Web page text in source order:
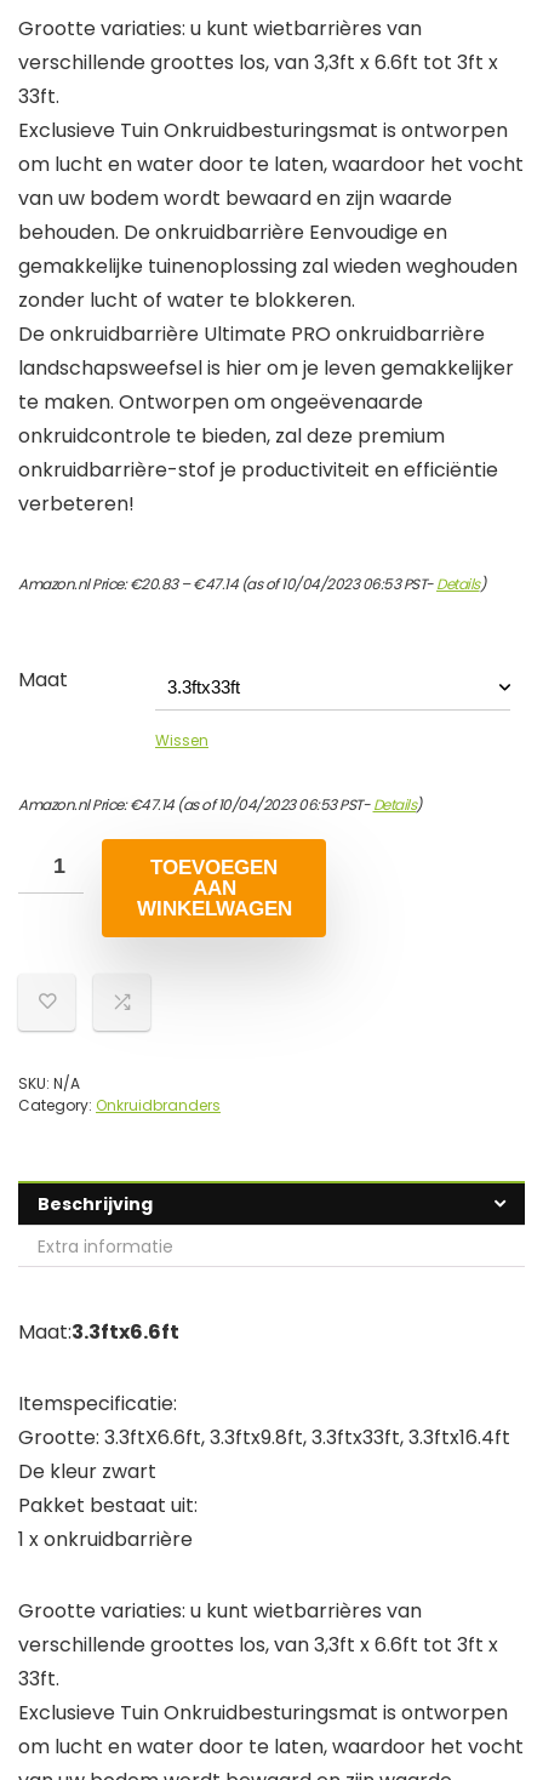
Grootte variaties: u kunt wietbarrières van
verschillende groottes los, van 3,3ft x 6.6ft tot 3ft x
33ft.
Exclusieve Tuin Onkruidbesturingsmat is ontworpen
om lucht en water door te laten, waardoor het vocht
van uw bodem wordt bewaard en zijn waarde
behouden. De onkruidbarrière Eenvoudige en
gemakkelijke tuinenoplossing zal wieden weghouden
zonder lucht of water te blokkeren.
De onkruidbarrière Ultimate PRO onkruidbarrière
landschapsweefsel is hier om je leven gemakkelijker
te maken. Ontworpen om ongeëvenaarde
onkruidcontrole te bieden, zal deze premium
onkruidbarrière-stof je productiviteit en efficiëntie
verbeteren!
Amazon.nl Price:€20.83 – €47.14€20.83
(as of 10/04/2023 06:53 PST-Details)
Maat
Wissen
Amazon.nl Price:€47.14(as of 10/04/2023 06:53 PST-Details)
TOEVOEGEN
AAN
WINKELWAGEN
SKU: N/A
Category: Onkruidbranders
Beschrijving
Extra informatie
Maat:3.3ftx6.6ft
Itemspecificatie:
Grootte: 3.3ftX6.6ft, 3.3ftx9.8ft, 3.3ftx33ft, 3.3ftx16.4ft
De kleur zwart
Pakket bestaat uit:
1 x onkruidbarrière
Grootte variaties: u kunt wietbarrières van
verschillende groottes los, van 3,3ft x 6.6ft tot 3ft x
33ft.
Exclusieve Tuin Onkruidbesturingsmat is ontworpen
om lucht en water door te laten, waardoor het vocht